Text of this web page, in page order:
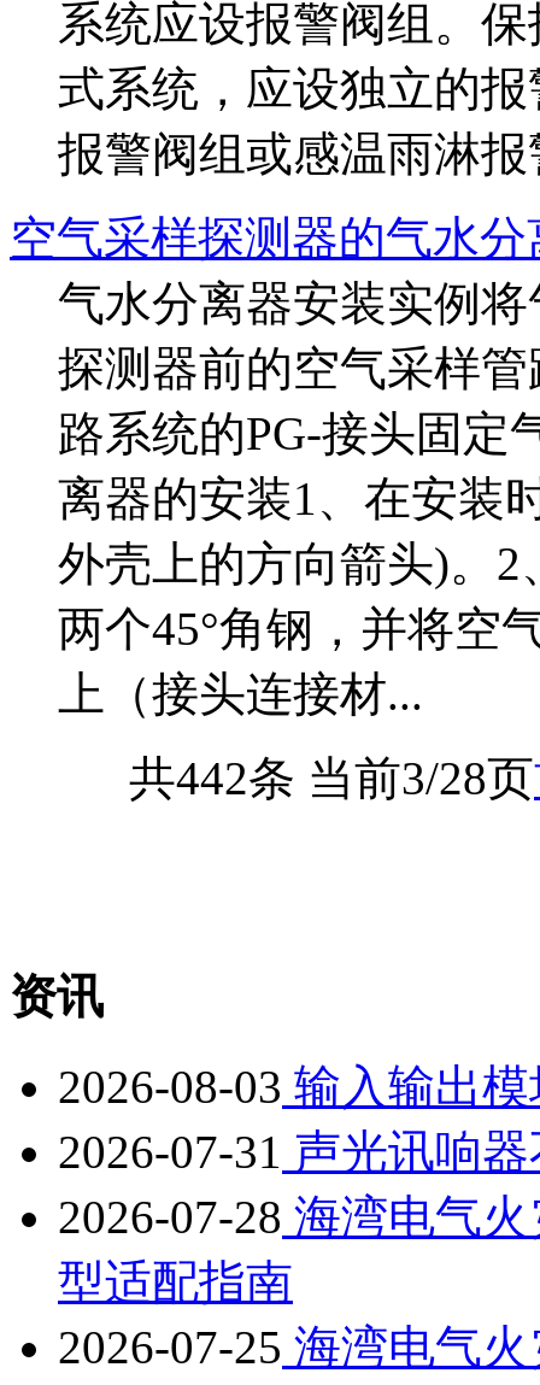
系统应设报警阀组。
式系统，应设独立的
报警阀组或感温雨淋
空气采样探测器的气水
气水分离器安装实例
探测器前的空气采样
路系统的PG-接头固定
离器的安装1、在安装
外壳上的方向箭头)。
两个45°角钢，并将空
上（接头连接材...
共442条 当前3/28页
资讯
2026-08-03 输入输出
2026-07-31 声光讯响
2026-07-28 海湾电气
型适配指南
2026-07-25 海湾电气